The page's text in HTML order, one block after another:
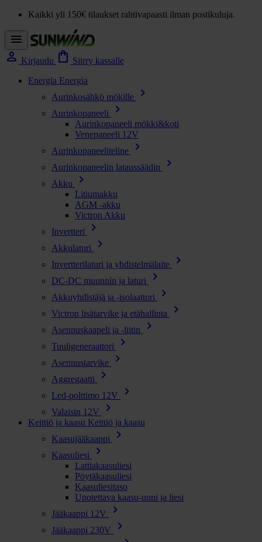
Kaikki yli 150€ tilaukset rahtivapaasti ilman postikuluja.
menu
person Kirjaudu shopping_bag Siirry kassalle
Energia Energia
Aurinkosähkö mökille
chevron_right
Aurinkopaneeli chevron_right
Aurinkopaneeli mökki&koti
Venepaneeli 12V
Aurinkopaneeliteline
chevron_right
Aurinkopaneelin lataussäädin chevron_right
Akku chevron_right
Litiumakku
AGM -akku
Victron Akku
Invertteri
chevron_right
Akkulaturi chevron_right
Invertterilaturi ja yhdistelmälaite chevron_right
DC-DC muunnin ja laturi chevron_right
Akkuyhdistäjä ja -isolaattori chevron_right
Victron lisätarvike ja etähallinta chevron_right
Asennuskaapeli ja -liitin chevron_right
Tuuligeneraattori chevron_right
Asennustarvike chevron_right
Aggregaatti chevron_right
Led-polttimo 12V chevron_right
Valaisin 12V chevron_right
Keittiö ja kaasu Keittiö ja kaasu
Kaasujääkaappi
chevron_right
Kaasuliesi chevron_right
Lattiakaasuliesi
Pöytäkaasuliesi
Kaasuliesitaso
Upotettava kaasu-uuni ja liesi
Jääkaappi 12V
chevron_right
Jääkaappi 230V chevron_right